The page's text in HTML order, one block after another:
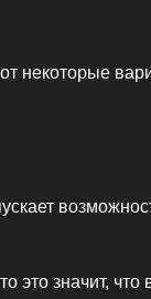
некоторые
это значит,